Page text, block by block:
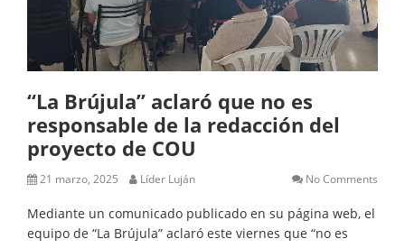
“La Brújula” aclaró que no es
responsable de la redacción del
proyecto de COU
21 marzo, 2025 Líder Luján No Comments
Mediante un comunicado publicado en su página web, el
equipo de “La Brújula” aclaró este viernes que “no es